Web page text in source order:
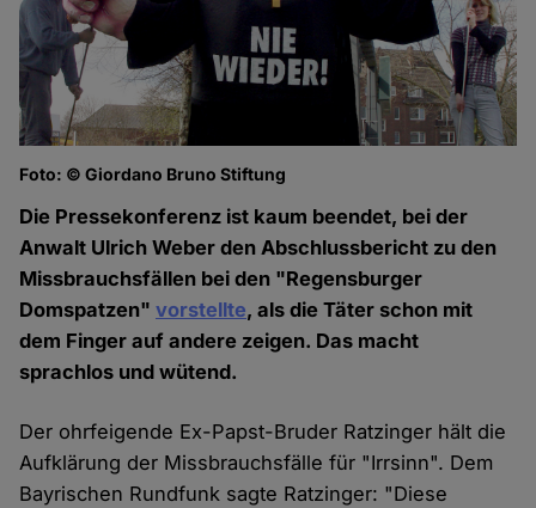
Foto: © Giordano Bruno Stiftung
Die Pressekonferenz ist kaum beendet, bei der
Anwalt Ulrich Weber den Abschlussbericht zu den
Missbrauchsfällen bei den "Regensburger
Domspatzen"vorstellte, als die Täter schon mit
dem Finger auf andere zeigen. Das macht
sprachlos und wütend.
Der ohrfeigende Ex-Papst-Bruder Ratzinger hält die
Aufklärung der Missbrauchsfälle für "Irrsinn". Dem
Bayrischen Rundfunk sagte Ratzinger: "Diese